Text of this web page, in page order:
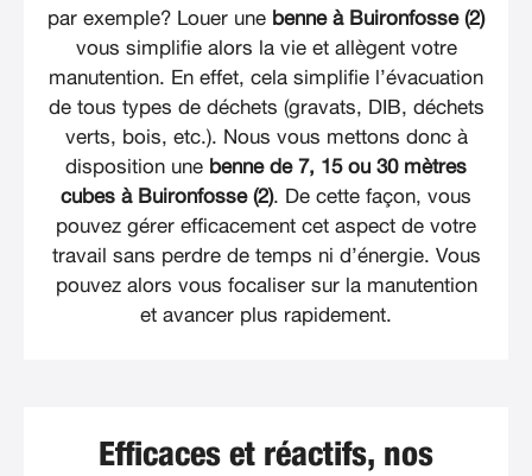
par exemple? Louer une benne à Buironfosse (2)
vous simplifie alors la vie et allègent votre
manutention. En effet, cela simplifie l’évacuation
de tous types de déchets (gravats, DIB, déchets
verts, bois, etc.). Nous vous mettons donc à
disposition une benne de 7, 15 ou 30 mètres
cubes à Buironfosse (2). De cette façon, vous
pouvez gérer efficacement cet aspect de votre
travail sans perdre de temps ni d’énergie. Vous
pouvez alors vous focaliser sur la manutention
et avancer plus rapidement.
Efficaces et réactifs, nos